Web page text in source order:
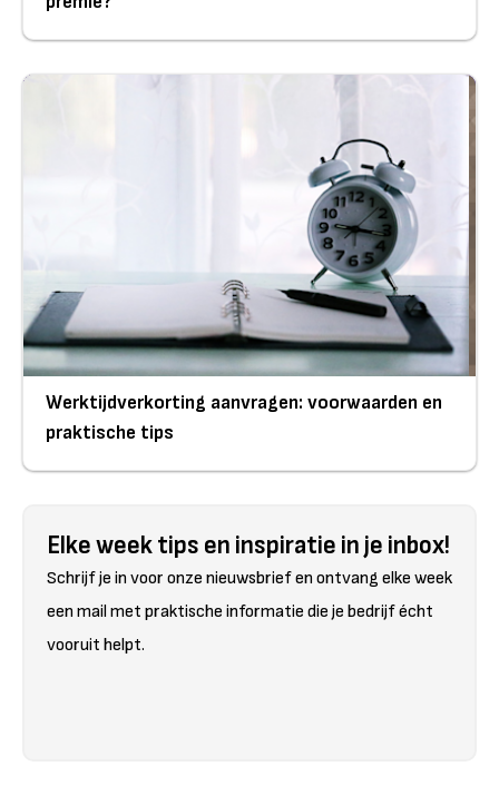
Werktijdverkorting aanvragen: voorwaarden en
praktische tips
Elke week tips en inspiratie in je inbox!
Schrijf je in voor onze nieuwsbrief en ontvang elke week
een mail met praktische informatie die je bedrijf écht
vooruit helpt.